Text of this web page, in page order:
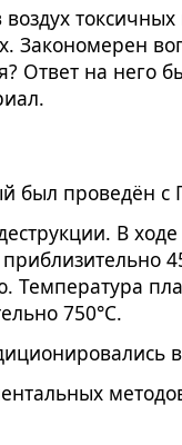
Ответ на него
был проведён
В
Температура
750°С.